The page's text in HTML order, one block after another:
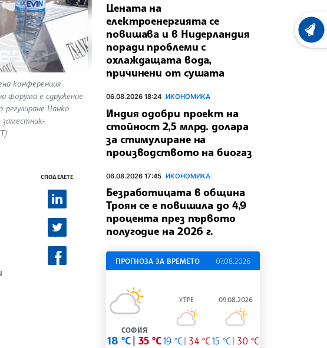
конференция
форума е сдружение
Цанко
заместник-
СПОДЕЛЕТЕ
Цената на
електроенергията се
повишава и в Нидерландия
поради проблеми с
охлаждащата вода,
причинени от сушата
06.08.2026 18:24 ИКОНОМИКА
Индия одобри проект на
стойност 2,5 млрд. долара
за стимулиране на
производството на биогаз
06.08.2026 17:45 ИКОНОМИКА
Безработицата в община
Троян се е повишила до 4,9
процента през първото
полугодие на 2026 г.
ПРОГНОЗА ЗА ВРЕМЕТО 07.08.2026
СОФИЯ
18 °C 35 °C
УТРЕ
19 °C 34 °C
09.08.2026
15 °C 30 °C